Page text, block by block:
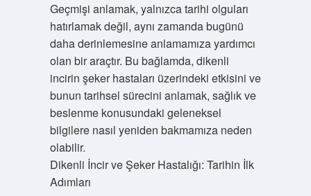
Geçmişi anlamak, yalnızca tarihi olguları
hatırlamak değil, aynı zamanda bugünü
daha derinlemesine anlamamıza yardımcı
olan bir araçtır. Bu bağlamda, dikenli
incirin şeker hastaları üzerindeki etkisini ve
bunun tarihsel sürecini anlamak, sağlık ve
beslenme konusundaki geleneksel
bilgilere nasıl yeniden bakmamıza neden
olabilir.
Dikenli İncir ve Şeker Hastalığı: Tarihin İlk
Adımları